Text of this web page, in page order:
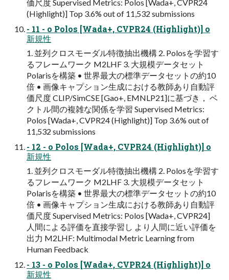
価尺度 Supervised Metrics: Polos [Wada+, CVPR24
(Highlight)] Top 3.6% out of 11,532 submissions
- 11 - o Polos [Wada+, CVPR24 (Highlight)] o
新規性
1. 並列クロスモーダル特徴抽出機構 2. Polosを学習す
るフレームワーク M2LHF 3. ⼤規模データセット
Polarisを構築 • 世界最⼤の標準データセットの約10
倍 • 画像キャプション⽣成における教師あり⾃動評
価尺度 CLIP/SimCSE [Gao+, EMNLP21]に基づき， ベ
クトル間の複雑な関係を学習 Supervised Metrics:
Polos [Wada+, CVPR24 (Highlight)] Top 3.6% out of
11,532 submissions
- 12 - o Polos [Wada+, CVPR24 (Highlight)] o
新規性
1. 並列クロスモーダル特徴抽出機構 2. Polosを学習す
るフレームワーク M2LHF 3. ⼤規模データセット
Polarisを構築 • 世界最⼤の標準データセットの約10
倍 • 画像キャプション⽣成における教師あり⾃動評
価尺度 Supervised Metrics: Polos [Wada+, CVPR24]
人間による評価を直接学習し より人間に近い評価を
出力 M2LHF: Multimodal Metric Learning from
Human Feedback
- 13 - o Polos [Wada+, CVPR24 (Highlight)] o
新規性